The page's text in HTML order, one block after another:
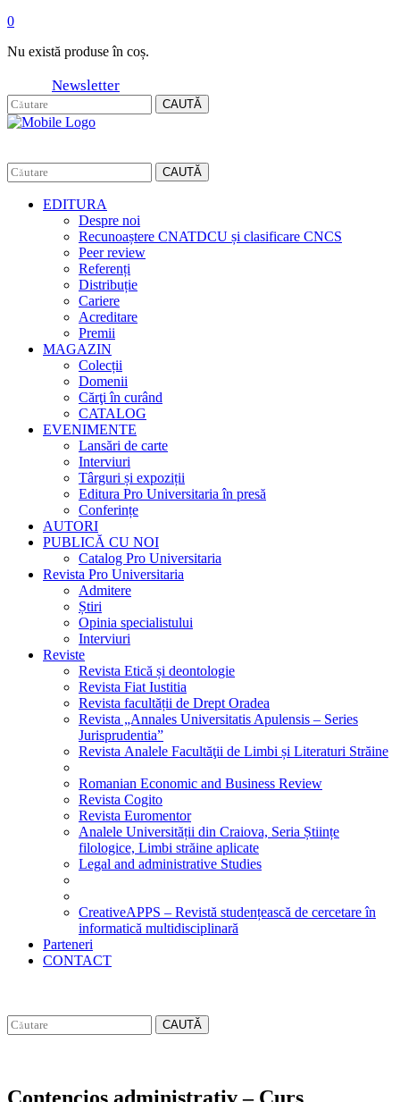
0
Nu există produse în coș.
Newsletter
CAUTĂ
CAUTĂ
EDITURA
Despre noi
Recunoaștere CNATDCU și clasificare CNCS
Peer review
Referenți
Distribuție
Cariere
Acreditare
Premii
MAGAZIN
Colecții
Domenii
Cărţi în curând
CATALOG
EVENIMENTE
Lansări de carte
Interviuri
Târguri și expoziții
Editura Pro Universitaria în presă
Conferințe
AUTORI
PUBLICĂ CU NOI
Catalog Pro Universitaria
Revista Pro Universitaria
Admitere
Știri
Opinia specialistului
Interviuri
Reviste
Revista Etică și deontologie
Revista Fiat Iustitia
Revista facultății de Drept Oradea
Revista „Annales Universitatis Apulensis – Series
Jurisprudentia”
Revista Analele Facultăţii de Limbi și Literaturi Străine
Romanian Economic and Business Review
Revista Cogito
Revista Euromentor
Analele Universității din Craiova, Seria Științe
filologice, Limbi străine aplicate
Legal and administrative Studies
CreativeAPPS – Revistă studențească de cercetare în
informatică multidisciplinară
Parteneri
CONTACT
CAUTĂ